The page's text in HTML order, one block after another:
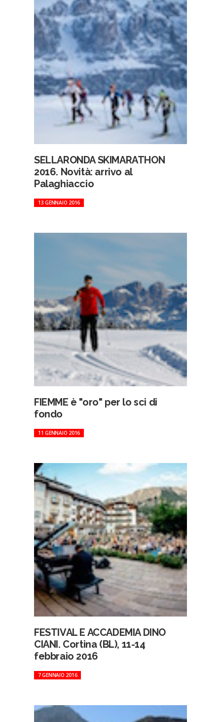
SELLARONDA SKIMARATHON
2016. Novità: arrivo al
Palaghiaccio
13 GENNAIO 2016
FIEMME è "oro" per lo sci di
fondo
11 GENNAIO 2016
FESTIVAL E ACCADEMIA DINO
CIANI. Cortina (BL), 11-14
febbraio 2016
7 GENNAIO 2016